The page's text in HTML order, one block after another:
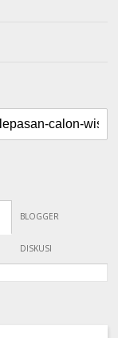
BLOGGER
DISKUSI